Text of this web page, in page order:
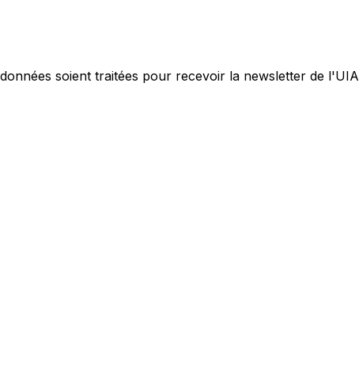
soient traitées pour recevoir la newsletter de l'UIA